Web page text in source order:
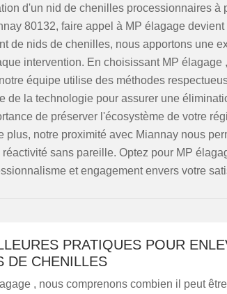
d'un nid de chenilles processionnaires à
80132, faire appel à MP élagage devient
de nids de chenilles, nous apportons une
intervention. En choisissant MP élagage
équipe utilise des méthodes
de la technologie pour assurer une
de préserver l'écosystème de votre
plus, notre proximité avec Miannay nous
sans pareille. Optez pour MP
et engagement envers votre
PRATIQUES POUR
DE CHENILLES
, nous comprenons combien il peut être